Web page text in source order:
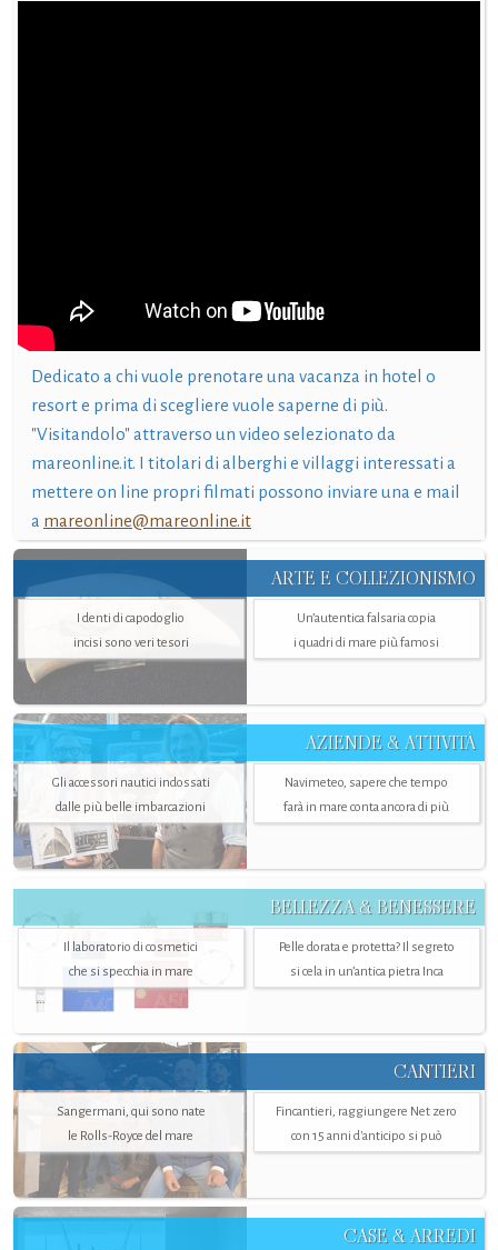
Dedicato a chi vuole prenotare una vacanza in hotel o
resort e prima di scegliere vuole saperne di più.
"Visitandolo" attraverso un video selezionato da
mareonline.it. I titolari di alberghi e villaggi interessati a
mettere on line propri filmati possono inviare una e mail
a mareonline@mareonline.it
ARTE E COLLEZIONISMO
I denti di capodoglio
incisi sono veri tesori
Un’autentica falsaria copia
i quadri di mare più famosi
AZIENDE & ATTIVITÀ
Gli accessori nautici indossati
dalle più belle imbarcazioni
Navimeteo, sapere che tempo
farà in mare conta ancora di più
BELLEZZA & BENESSERE
Il laboratorio di cosmetici
che si specchia in mare
Pelle dorata e protetta? Il segreto
si cela in un’antica pietra Inca
CANTIERI
Sangermani, qui sono nate
le Rolls-Royce del mare
Fincantieri, raggiungere Net zero
con 15 anni d'anticipo si può
CASE & ARREDI